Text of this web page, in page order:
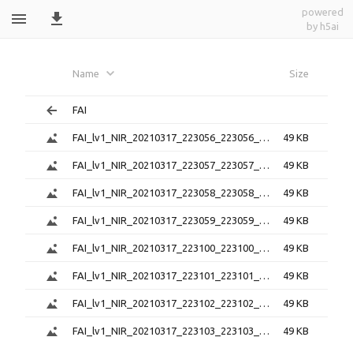
powered
by h5ai
Name Size
FAI
FAI_lv1_NIR_20210317_223056_223056_6.0.1.png 49 KB
FAI_lv1_NIR_20210317_223057_223057_6.0.1.png 49 KB
FAI_lv1_NIR_20210317_223058_223058_6.0.1.png 49 KB
FAI_lv1_NIR_20210317_223059_223059_6.0.1.png 49 KB
FAI_lv1_NIR_20210317_223100_223100_6.0.1.png 49 KB
FAI_lv1_NIR_20210317_223101_223101_6.0.1.png 49 KB
FAI_lv1_NIR_20210317_223102_223102_6.0.1.png 49 KB
FAI_lv1_NIR_20210317_223103_223103_6.0.1.png 49 KB